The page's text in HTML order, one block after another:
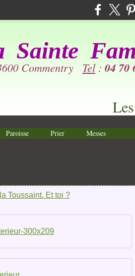
Sainte
Commentry Tel : 04 70
Paroisse Prier Messes
300x209